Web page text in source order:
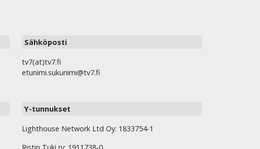
Sähköposti
tv7(at)tv7.fi
etunimi.sukunimi@tv7.fi
Y-tunnukset
Lighthouse Network Ltd Oy: 1833754-1